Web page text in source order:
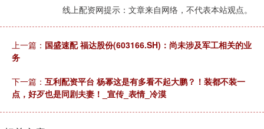
线上配资网提示：文章来自网络，不代表本站观点。
上一篇： 国盛速配 福达股份(603166.SH)：尚未涉及军工相关的业
务
下一篇： 互利配资平台 杨幂这是有多看不起大鹏？！装都不装一
点，好歹也是同剧夫妻！_宣传_表情_冷漠